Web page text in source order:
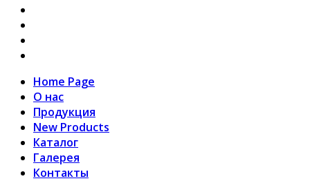
Home Page
О нас
Продукция
New Products
Каталог
Галерея
Контакты